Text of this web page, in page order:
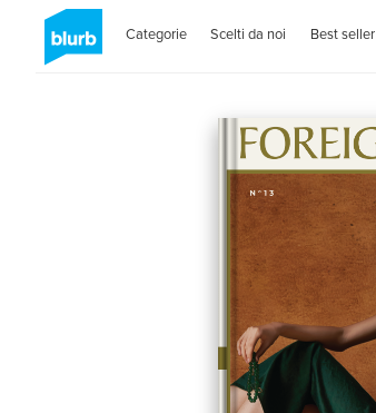
Categorie Scelti da noi Best seller